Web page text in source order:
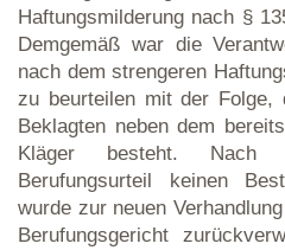
Haftungsmilderung nach §
Demgemäß war die
nach dem strengeren
zu beurteilen mit der Folge,
Beklagten neben dem
Kläger besteht. Nach
Berufungsurteil keinen
wurde zur neuen
Berufungsgericht